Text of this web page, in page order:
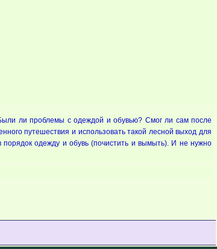
ли проблемы с одеждой и обувью? Смог ли сам после
путешествия и использовать такой лесной выход для
одежду и обувь (почистить и вымыть). И не нужно